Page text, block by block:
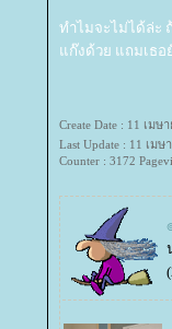
ทำไมจะไม่ได้ล่ะ
ก๊งด้วย แถมเธอ
Create Date : 11 เมษ
Last Update : 11 เมษ
Counter : 3172